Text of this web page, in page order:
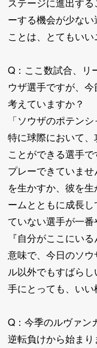
ーする機会が少な
ことは、とてもい
Q：ここ数試合、リ
ウザ選手ですが、
考えていますか？
「ソウザのポテン
特に球際において
ことができる選手
プレーできていま
を生かすか、彼を
ームとともに成長
ていない選手が一番
『自分がここにい
意味で、今日のソ
ル以外でもすばら
手にとっても、いい
Q：今季のルヴァン
逆転負けから始ま